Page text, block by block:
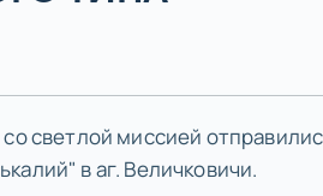
светлой миссией
в аг. Величковичи.